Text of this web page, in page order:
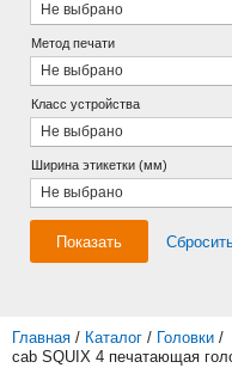
Не выбрано
Метод печати
Не выбрано
Класс устройства
Не выбрано
Ширина этикетки (мм)
Не выбрано
Показать
Главная / Каталог / Головки /
cab SQUIX 4 печатающая